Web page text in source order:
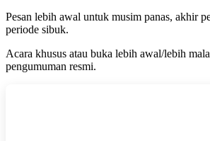
Pesan lebih awal untuk musim panas, akhir
periode sibuk.
Acara khusus atau buka lebih awal/lebih
pengumuman resmi.